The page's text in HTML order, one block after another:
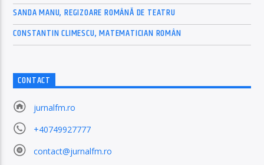
SANDA MANU, REGIZOARE ROMÂNĂ DE TEATRU
CONSTANTIN CLIMESCU, MATEMATICIAN ROMÂN
CONTACT
jurnalfm.ro
+40749927777
contact@jurnalfm.ro